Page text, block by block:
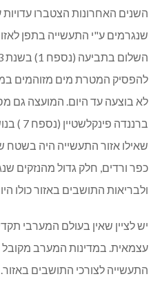
השנים האחרונות הצטברו עדויות
שנגרמים ע"י התעשייה בתפן
להפסיק המטרת מים מזוהמים
לא בוצעה עד היום. המועצה גם
ברננדה
שאילו אזור התעשייה היה
כפר ורדים, חלק גדול מהנזקים
ולבריאות התושבים באזור כולו
יש לציין שאין בעולם המערבי
עצמאית. במדינות המערב מקובל
התעשייה לצורכי התושבים